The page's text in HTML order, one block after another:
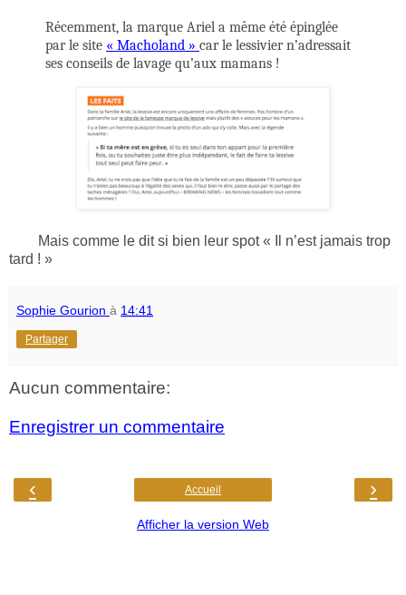
Récemment, la marque Ariel a même été épinglée
par le site « Macholand » car le lessivier n’adressait
ses conseils de lavage qu’aux mamans !
Mais comme le dit si bien leur spot « Il n’est jamais trop
tard ! »
Sophie Gourion à 14:41
Partager
Aucun commentaire:
Enregistrer un commentaire
‹ ›
Accueil
Afficher la version Web